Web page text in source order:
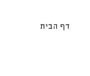
דף הבית